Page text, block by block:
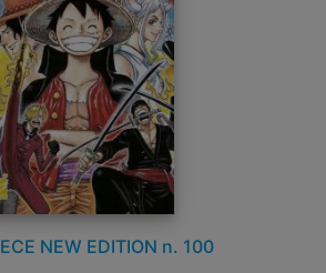
NEW EDITION n. 100